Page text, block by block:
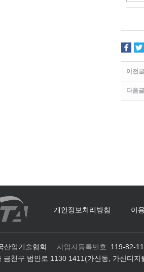
이전글
다음글
개인정보처리방침 이
산업기술협회 사업자등록번호. 119-82-
금천구 범안로 1130 1411(가산동, 가산디지